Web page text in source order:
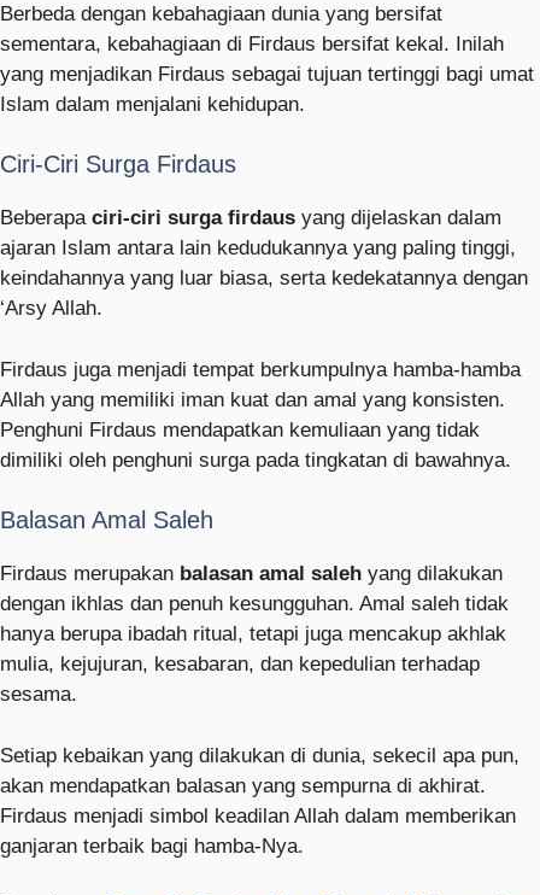
Berbeda dengan kebahagiaan dunia yang bersifat
sementara, kebahagiaan di Firdaus bersifat kekal. Inilah
yang menjadikan Firdaus sebagai tujuan tertinggi bagi umat
Islam dalam menjalani kehidupan.
Ciri-Ciri Surga Firdaus
Beberapa ciri-ciri surga firdaus yang dijelaskan dalam
ajaran Islam antara lain kedudukannya yang paling tinggi,
keindahannya yang luar biasa, serta kedekatannya dengan
‘Arsy Allah.
Firdaus juga menjadi tempat berkumpulnya hamba-hamba
Allah yang memiliki iman kuat dan amal yang konsisten.
Penghuni Firdaus mendapatkan kemuliaan yang tidak
dimiliki oleh penghuni surga pada tingkatan di bawahnya.
Balasan Amal Saleh
Firdaus merupakan balasan amal saleh yang dilakukan
dengan ikhlas dan penuh kesungguhan. Amal saleh tidak
hanya berupa ibadah ritual, tetapi juga mencakup akhlak
mulia, kejujuran, kesabaran, dan kepedulian terhadap
sesama.
Setiap kebaikan yang dilakukan di dunia, sekecil apa pun,
akan mendapatkan balasan yang sempurna di akhirat.
Firdaus menjadi simbol keadilan Allah dalam memberikan
ganjaran terbaik bagi hamba-Nya.